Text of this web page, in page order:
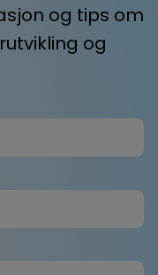
og tips om
og